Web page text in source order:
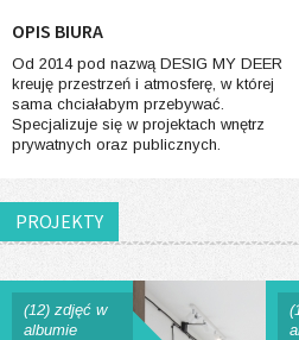
OPIS BIURA
Od 2014 pod nazwą DESIG MY DEER
kreuję przestrzeń i atmosferę, w której
sama chciałabym przebywać.
Specjalizuje się w projektach wnętrz
prywatnych oraz publicznych.
PROJEKTY
(12) zdjęć w
albumie